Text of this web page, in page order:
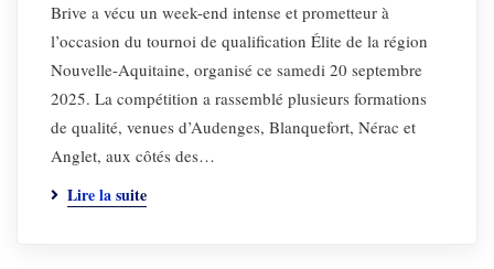
Brive a vécu un week-end intense et prometteur à
l’occasion du tournoi de qualification Élite de la région
Nouvelle-Aquitaine, organisé ce samedi 20 septembre
2025. La compétition a rassemblé plusieurs formations
de qualité, venues d’Audenges, Blanquefort, Nérac et
Anglet, aux côtés des…
Lire la suite